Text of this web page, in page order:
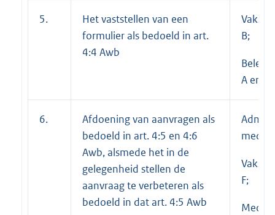
5.
Het vaststellen van een
formulier als bedoeld in art.
4:4 Awb
B;
A en B
6.
Afdoening van aanvragen als
bedoeld in art. 4:5 en 4:6
Awb, alsmede het in de
gelegenheid stellen de
aanvraag te verbeteren als
bedoeld in dat art. 4:5 Awb
F;